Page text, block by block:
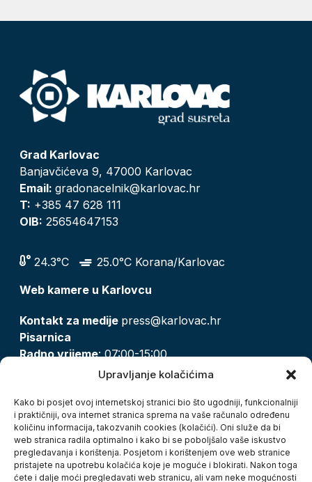
Upravljanje kolačićima
Kako bi posjet ovoj internetskoj stranici bio što ugodniji, funkcionalniji
i praktičniji, ova internet stranica sprema na vaše računalo određenu
količinu informacija, takozvanih cookies (kolačići). Oni služe da bi
web stranica radila optimalno i kako bi se poboljšalo vaše iskustvo
pregledavanja i korištenja. Posjetom i korištenjem ove web stranice
pristajete na upotrebu kolačića koje je moguće i blokirati. Nakon toga
ćete i dalje moći pregledavati web stranicu, ali vam neke mogućnosti
Grad Karlovac
Banjavčićeva 9, 47000 Karlovac
Email: gradonacelnik@karlovac.hr
T: +385 47 628 111
OIB: 25654647153
24.3°C
25.0°C Korana/Karlovac
Web kamere u Karlovcu
Kontakt za medije press@karlovac.hr
Pisarnica
Radno vrijeme: 07:00-15:00
pisarnica@karlovac.hr
Zaštita osobnih podataka
Pristup informacijama
Kolačići